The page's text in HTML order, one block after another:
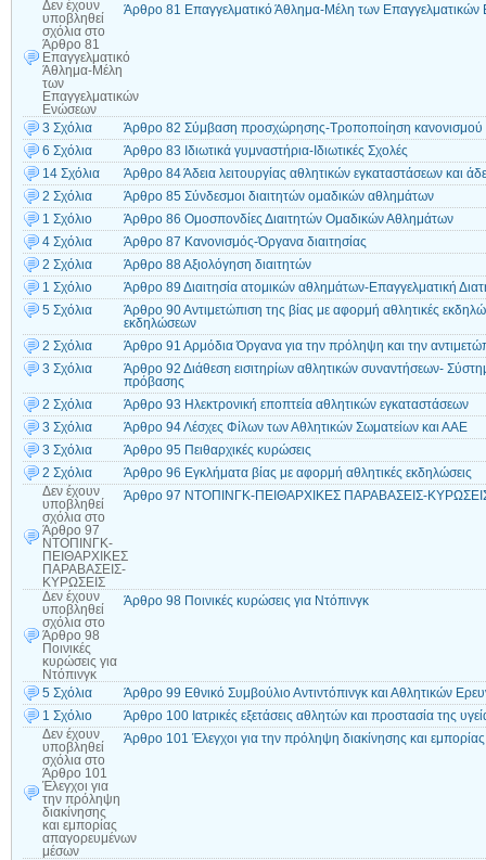
Δεν έχουν
υποβληθεί
σχόλια στο
Άρθρο 81
Επαγγελματικό
Άθλημα-Μέλη
των
Επαγγελματικών
Ενώσεων
Άρθρο 81 Επαγγελματικό Άθλημα-Μέλη των
3 Σχόλια
Άρθρο 82 Σύμβαση προσχώρησης-Τροποποίηση κανονισμού
6 Σχόλια
Άρθρο 83 Ιδιωτικά γυμναστήρια-Ιδιωτικές Σχολές
14 Σχόλια
Άρθρο 84 Άδεια λειτουργίας αθλητικών εγκαταστάσεων και
2 Σχόλια
Άρθρο 85 Σύνδεσμοι διαιτητών ομαδικών αθλημάτων
1 Σχόλιο
Άρθρο 86 Ομοσπονδίες Διαιτητών Ομαδικών Αθλημάτων
4 Σχόλια
Άρθρο 87 Κανονισμός-Όργανα διαιτησίας
2 Σχόλια
Άρθρο 88 Αξιολόγηση διαιτητών
1 Σχόλιο
Άρθρο 89 Διαιτησία ατομικών αθλημάτων-Επαγγελματική
5 Σχόλια
Άρθρο 90 Αντιμετώπιση της βίας με αφορμή αθλητικές
εκδηλώσεων
2 Σχόλια
Άρθρο 91 Αρμόδια Όργανα για την πρόληψη και την
3 Σχόλια
Άρθρο 92 Διάθεση εισιτηρίων αθλητικών συναντήσεων-
πρόβασης
2 Σχόλια
Άρθρο 93 Ηλεκτρονική εποπτεία αθλητικών εγκαταστάσεων
3 Σχόλια
Άρθρο 94 Λέσχες Φίλων των Αθλητικών Σωματείων και ΑΑΕ
3 Σχόλια
Άρθρο 95 Πειθαρχικές κυρώσεις
2 Σχόλια
Άρθρο 96 Εγκλήματα βίας με αφορμή αθλητικές εκδηλώσεις
Δεν έχουν
υποβληθεί
σχόλια στο
Άρθρο 97
ΝΤΟΠΙΝΓΚ-
ΠΕΙΘΑΡΧΙΚΕΣ
ΠΑΡΑΒΑΣΕΙΣ-
ΚΥΡΩΣΕΙΣ
Άρθρο 97 ΝΤΟΠΙΝΓΚ-ΠΕΙΘΑΡΧΙΚΕΣ ΠΑΡΑΒΑΣΕΙΣ-
Δεν έχουν
υποβληθεί
σχόλια στο
Άρθρο 98
Ποινικές
κυρώσεις για
Ντόπινγκ
Άρθρο 98 Ποινικές κυρώσεις για Ντόπινγκ
5 Σχόλια
Άρθρο 99 Εθνικό Συμβούλιο Αντιντόπινγκ και Αθλητικών
1 Σχόλιο
Άρθρο 100 Ιατρικές εξετάσεις αθλητών και προστασία της
Δεν έχουν
υποβληθεί
σχόλια στο
Άρθρο 101
Έλεγχοι για
την πρόληψη
διακίνησης
και εμπορίας
απαγορευμένων
μέσων
Άρθρο 101 Έλεγχοι για την πρόληψη διακίνησης και